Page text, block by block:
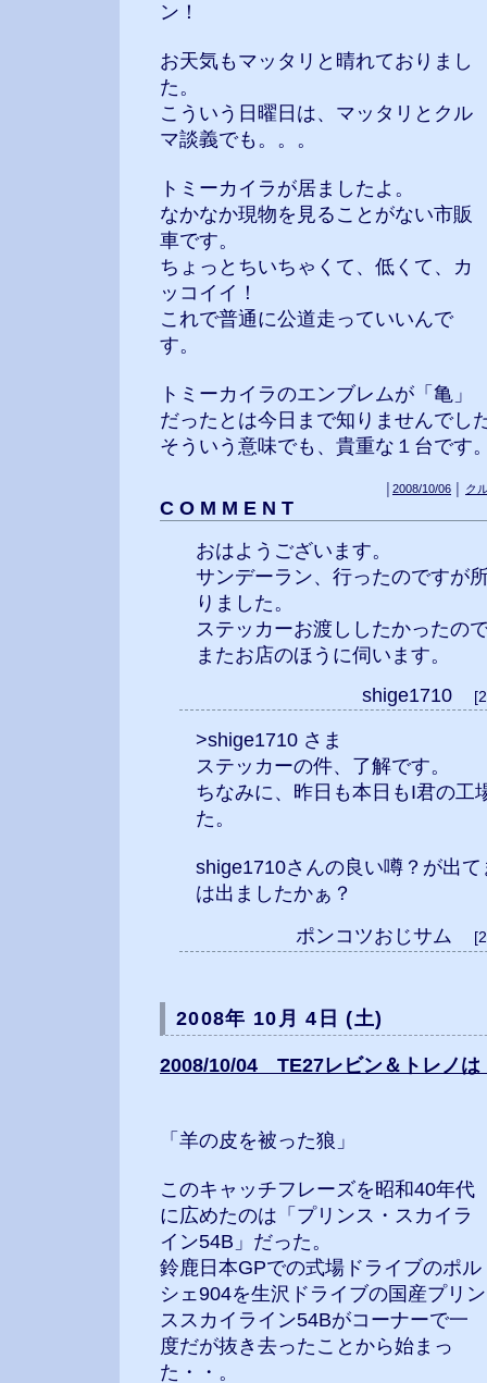
ン！
お天気もマッタリと晴れておりまし
た。
こういう日曜日は、マッタリとクル
マ談義でも。。。
トミーカイラが居ましたよ。
なかなか現物を見ることがない市販
車です。
ちょっとちいちゃくて、低くて、カ
ッコイイ！
これで普通に公道走っていいんで
す。
トミーカイラのエンブレムが「亀」
だったとは今日まで知りませんでし
そういう意味でも、貴重な１台です
2008/10/06 ク
C O M M E N T
おはようございます。
サンデーラン、行ったのですが
りました。
ステッカーお渡ししたかったの
またお店のほうに伺います。
shige1710
>shige1710 さま
ステッカーの件、了解です。
ちなみに、昨日も本日もI君の工
た。
shige1710さんの良い噂？が出
は出ましたかぁ？
ポンコツおじサム
2008年 10月 4日 (土)
2008/10/04 TE27レビン＆トレノは
「羊の皮を被った狼」
このキャッチフレーズを昭和40年代
に広めたのは「プリンス・スカイラ
イン54B」だった。
鈴鹿日本GPでの式場ドライブのポル
シェ904を生沢ドライブの国産プリン
ススカイライン54Bがコーナーで一
度だが抜き去ったことから始まっ
た・・。